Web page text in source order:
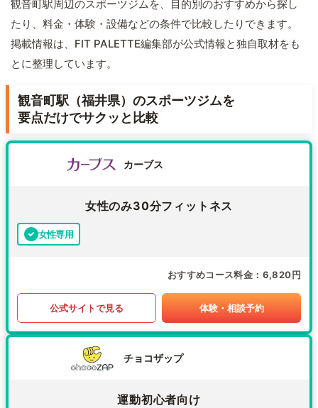
観音町駅周辺のスポーツジムを、目的別のおすすめから探し
たり、料金・体験・設備などの条件で比較したりできます。
掲載情報は、FIT PALETTE編集部が公式情報と独自取材をも
とに整理しています。
観音町駅（福井県）のスポーツジムを
要点だけでサクッと比較
カーブス
女性のみ30分フィットネス
女性専用
おすすめコース料金 6,820円
公式サイトで見る 体験・相談予約
チョコザップ
運動初心者向け